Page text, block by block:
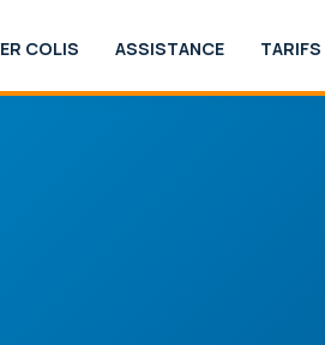
COLIS ASSISTANCE TARIFS